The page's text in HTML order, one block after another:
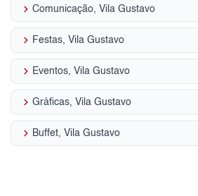
keyboard_arrow_right Comunicação, Vila Gustavo
keyboard_arrow_right Festas, Vila Gustavo
keyboard_arrow_right Eventos, Vila Gustavo
keyboard_arrow_right Gráficas, Vila Gustavo
keyboard_arrow_right Buffet, Vila Gustavo